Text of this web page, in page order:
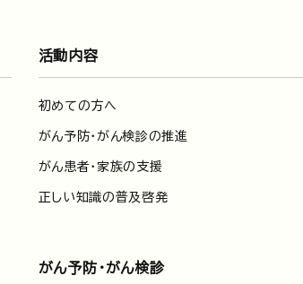
活動内容
初めての方へ
がん予防・がん検診の推進
がん患者・家族の支援
正しい知識の普及啓発
がん予防・がん検診